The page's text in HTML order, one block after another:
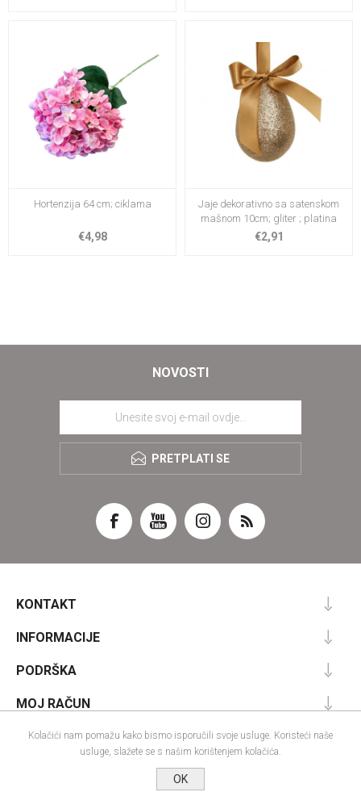
Hortenzija 64 cm; ciklama
€4,98
Jaje dekorativno sa satenskom
mašnom 10cm; gliter ; platina
€2,91
NOVOSTI
PRETPLATI SE
KONTAKT
INFORMACIJE
PODRŠKA
MOJ RAČUN
Powered bynopCommerce
Nop-Templates.com
Kolačići nam pomažu kako bismo isporučili svoje usluge. Koristeći naše
usluge, slažete se s našim korištenjem kolačića.
OK